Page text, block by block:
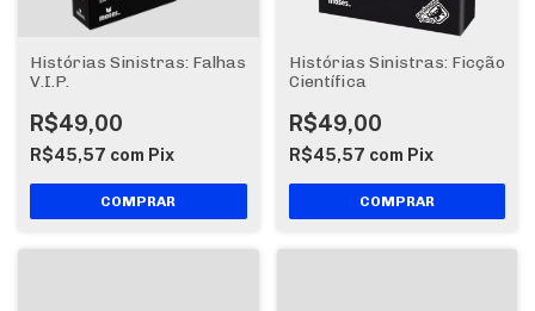
Histórias Sinistras: Falhas
V.I.P.
R$49,00
R$45,57 com Pix
Histórias Sinistras: Ficção
Científica
R$49,00
R$45,57 com Pix